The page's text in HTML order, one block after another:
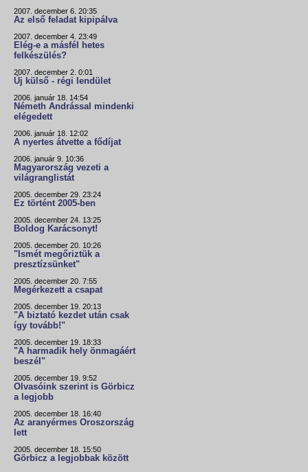
2007. december 6. 20:35
Az első feladat kipipálva
2007. december 4. 23:49
Elég-e a másfél hetes
felkészülés?
2007. december 2. 0:01
Új külső - régi lendület
2006. január 18. 14:54
Németh Andrással mindenki
elégedett
2006. január 18. 12:02
A nyertes átvette a fődíjat
2006. január 9. 10:36
Magyarország vezeti a
világranglistát
2005. december 29. 23:24
Ez történt 2005-ben
2005. december 24. 13:25
Boldog Karácsonyt!
2005. december 20. 10:26
"Ismét megőriztük a
presztízsünket"
2005. december 20. 7:55
Megérkezett a csapat
2005. december 19. 20:13
"A biztató kezdet után csak
így tovább!"
2005. december 19. 18:33
"A harmadik hely önmagáért
beszél"
2005. december 19. 9:52
Olvasóink szerint is Görbicz
a legjobb
2005. december 18. 16:40
Az aranyérmes Oroszország
lett
2005. december 18. 15:50
Görbicz a legjobbak között